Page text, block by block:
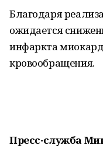
Благодаря
ожидается
инфаркта
кровообращения.
Пресс-служба